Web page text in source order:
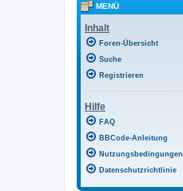
MENÜ
Inhalt
Foren-Übersicht
Suche
Registrieren
Hilfe
FAQ
BBCode-Anleitung
Nutzungsbedingungen
Datenschutzrichtlinie